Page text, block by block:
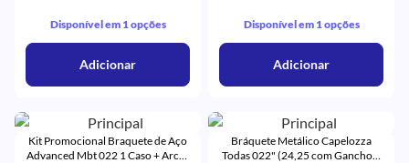
Disponível em 1 opções
Adicionar
Disponível em 1 opções
Adicionar
Kit Promocional Braquete de Aço
Advanced Mbt 022 1 Caso + Arcos
Bráquete Metálico Capelozza
Todas 022" (24,25 com Gancho) -